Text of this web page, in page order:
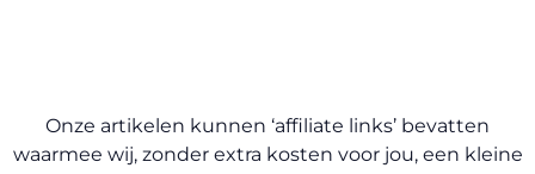
Onze artikelen kunnen ‘affiliate links’ bevatten
waarmee wij, zonder extra kosten voor jou, een kleine